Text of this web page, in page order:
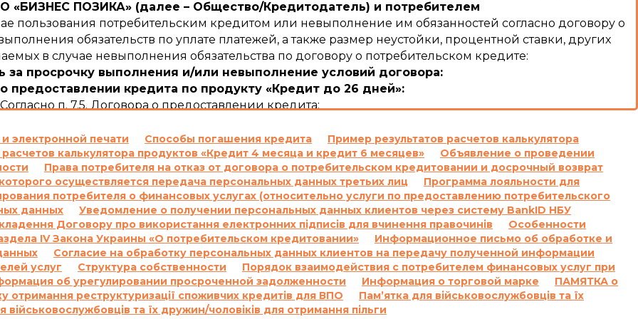
ПОЗИКА» (далее – Общество/Кредитодатель) и потребителем
пользования потребительским кредитом или невыполнение им обязанностей согласно договору о
обязательств по уплате платежей, а также размер неустойки, процентной ставки, других
в случае невыполнения обязательства по договору о потребительском кредите:
за просрочку выполнения и/или невыполнение условий договора:
предоставлении кредита по продукту «Кредит до 26 дней»:
Согласно п. 7.5. Договора о предоставлении кредита:
положений части 2 статьи 625 Гражданского кодекса Украины Кредитодатель имеет право
сумму задолженности с учетом 3700 (три тысячи семьсот) процентов годовых от просроченной
суммы задолженности.
пункте выше, начисляются за каждый день просрочки на сумму задолженности, включающую
и/или сумму просроченной Комиссии и/или на просроченную сумму Кредита, и не начисляются на
проценты на основании статьи 625 Гражданского кодекса Украины.
соответствии с настоящим пунктом Договора на сумму задолженности, которая меньше 100 (сто)
гривен 00 копеек.
на основании Договора и других платежей, подлежащих уплате Заемщиком за нарушение
не может превышать половины суммы Кредита, полученной Заемщиком от Кредитодателя по
и не может быть увеличена по договоренности Сторон.»
электронной печати Способы погашения кредита
Пример результатов расчетов калькулятора
калькулятора продуктов «Кредит 4 месяца и кредит 6 месяцев»
Объявление о проведении
Права потребителя на отказ от договора о потребительском кредитовании и досрочный возврат
осуществляется передача персональных данных третьих лиц
Программа лояльности для
потребителя о финансовых услугах (относительно услуги по предоставлению потребительского
данных
Уведомление о получении персональных данных клиентов через систему BankID НБУ
Договору про використання електронних підписів для вчинення правочинів
Особенности
IV Закона Украины «О потребительском кредитовании»
Информационное письмо об обработке и
Согласие на обработку персональных данных клиентов на передачу полученной информации
услуг
Структура собственности
Порядок взаимодействия с потребителем финансовых услуг при
об урегулировании просроченной задолженности Информация о торговой марке
ПАМЯТКА о
отримання реструктуризації споживчих кредитів для ВПО
Пам’ятка для військовослужбовців та їх
військовослужбовців та їх дружин/чоловіків для отримання пільги